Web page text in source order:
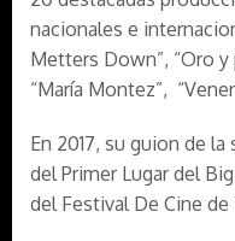
nacionales e
Metters Down”, “Oro y
“María Montez”,
En 2017, su guion de
del Primer Lugar del
del Festival De Cine